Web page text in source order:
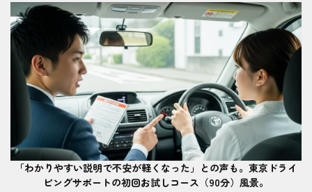
「わかりやすい説明で不安が軽くなった」との声も。東京ドライ
ビングサポートの初回お試しコース（90分）風景。